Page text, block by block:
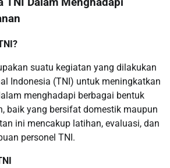
suatu kegiatan yang dilakukan
Indonesia (TNI) untuk meningkatkan
menghadapi berbagai bentuk
baik yang bersifat domestik maupun
ini mencakup latihan, evaluasi, dan
personel TNI.